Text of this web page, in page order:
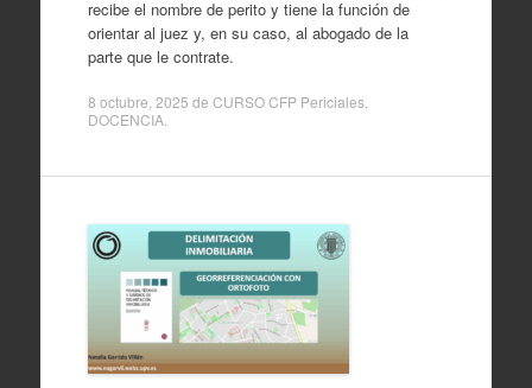
recibe el nombre de perito y tiene la función de
orientar al juez y, en su caso, al abogado de la
parte que le contrate.
8 octubre, 2025 de CURSO CFP Periciales,
DOCENCIA.